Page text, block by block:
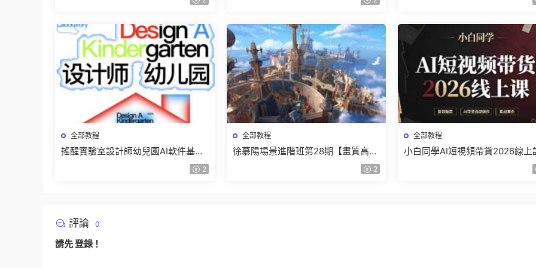
全部教程
搖醒實驗室設計師幼兒園AI軟件基礎
2
全部教程
徐慕陽場景進階班第28期【畫質高清
2
全部教程
小白同學AI短視頻帶貨2026線上
評論 0
請先登錄 ！